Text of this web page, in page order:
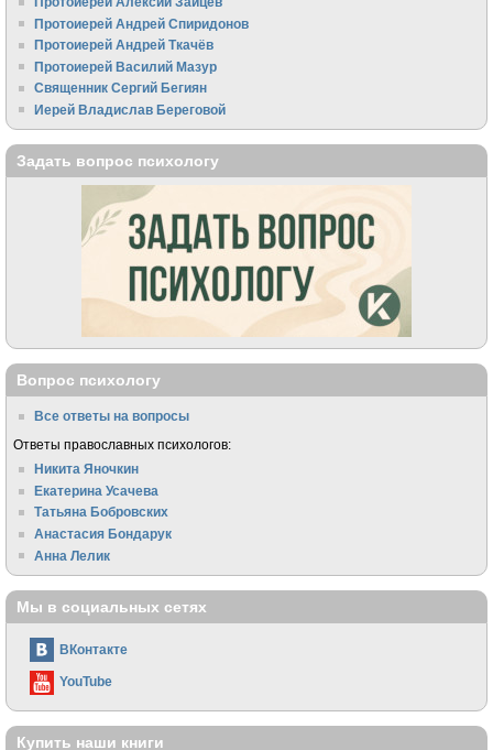
Протоиерей Андрей Спиридонов
Протоиерей Андрей Ткачёв
Протоиерей Василий Мазур
Священник Сергий Бегиян
Иерей Владислав Береговой
Задать вопрос психологу
Вопрос психологу
Все ответы на вопросы
Ответы православных психологов:
Никита Яночкин
Екатерина Усачева
Татьяна Бобровских
Анастасия Бондарук
Анна Лелик
Мы в социальных сетях
ВКонтакте
YouTube
Купить наши книги